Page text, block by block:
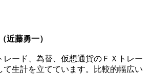
藤勇一）
レード、為替、仮想通貨のＦＸトレー
て生計を立てています。比較的幅広い